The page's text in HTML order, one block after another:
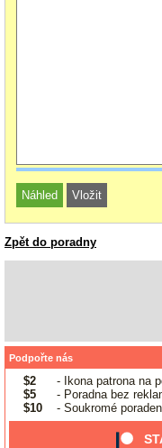
Zpět do poradny
Podpořte nás
$2
- Ikona patrona na
$5
- Poradna bez
$10
- Soukromé